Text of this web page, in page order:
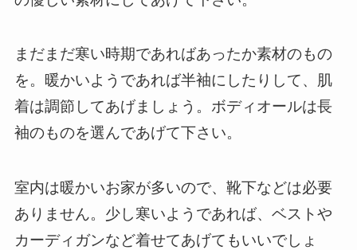
まだまだ寒い時期であればあったか素材のもの
を。暖かいようであれば半袖にしたりして、肌
着は調節してあげましょう。ボディオールは長
袖のものを選んであげて下さい。
室内は暖かいお家が多いので、靴下などは必要
ありません。少し寒いようであれば、ベストや
カーディガンなど着せてあげてもいいでしょ